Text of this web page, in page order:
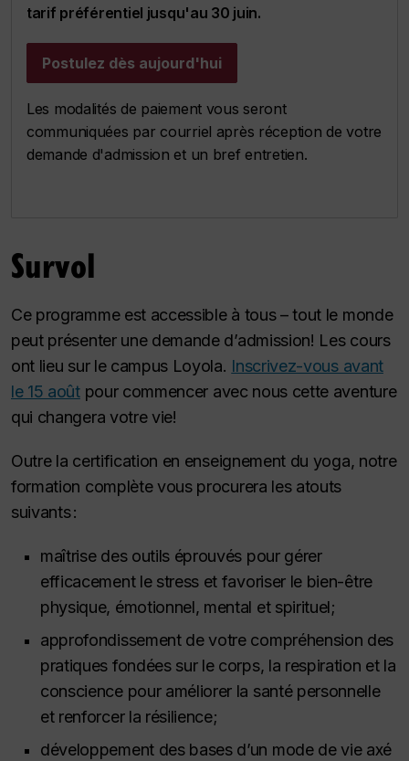
Survol
Ce programme est accessible à tous – tout le monde
peut présenter une demande d’admission! Les cours
ont lieu sur le campus Loyola. Inscrivez-vous avant
le 15 aoûtpour commencer avec nous cette aventure
qui changera votre vie!
Outre la certification en enseignement du yoga, notre
formation complète vous procurera les atouts
suivants :
maîtrise des outils éprouvés pour gérer
efficacement le stress et favoriser le bien-être
physique, émotionnel, mental et spirituel;
approfondissement de votre compréhension des
pratiques fondées sur le corps, la respiration et la
conscience pour améliorer la santé personnelle
et renforcer la résilience;
développement des bases d’un mode de vie axé
tarif préférentiel jusqu'au 30 juin.
Postulez dès aujourd'hui
Les modalités de paiement vous seront
communiquées par courriel après réception de votre
demande d'admission et un bref entretien.